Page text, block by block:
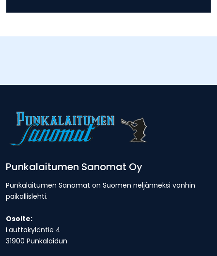
Punkalaitumen Sanomat Oy
Punkalaitumen Sanomat on Suomen neljänneksi vanhin
paikallislehti.
Osoite:
Lauttakyläntie 4
31900 Punkalaidun